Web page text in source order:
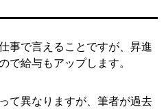
事で言えることですが、昇進
で給与もアップします。
て異なりますが、筆者が過去